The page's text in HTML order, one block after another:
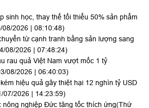
sinh học, thay thế tối thiểu 50% sản phẩm
2026 | 08:10:48)
từ cạnh tranh bằng sản lượng sang
08/2026 | 07:48:24)
rau quả Việt Nam vượt mốc 1 tỷ
08/2026 | 06:40:03)
hiệu quả gây thiệt hại 12 nghìn tỷ USD
07/2026 | 14:23:59)
nông nghiệp Đức tăng tốc thích ứng(Thứ